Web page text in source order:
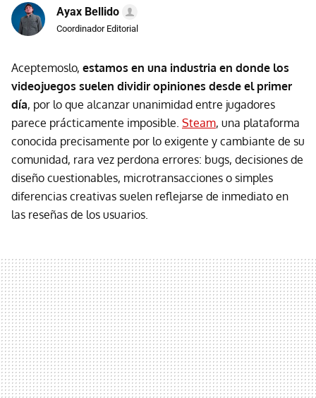
Ayax Bellido
Coordinador Editorial
Aceptemoslo, estamos en una industria en donde los
videojuegos suelen dividir opiniones desde el primer
día, por lo que alcanzar unanimidad entre jugadores
parece prácticamente imposible. Steam, una plataforma
conocida precisamente por lo exigente y cambiante de su
comunidad, rara vez perdona errores: bugs, decisiones de
diseño cuestionables, microtransacciones o simples
diferencias creativas suelen reflejarse de inmediato en
las reseñas de los usuarios.